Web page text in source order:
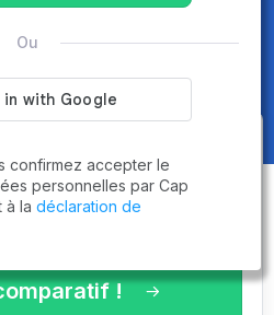
et EHPAD
Cère (15130)
comparatif des
adaptés à vos
3 minutes !
!
Ou
confirmez accepter le
personnelles par Cap
à la déclaration de